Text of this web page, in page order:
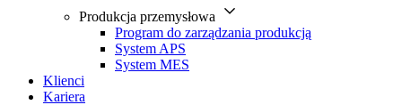
Produkcja przemysłowa
Program do zarządzania produkcją
System APS
System MES
Klienci
Kariera